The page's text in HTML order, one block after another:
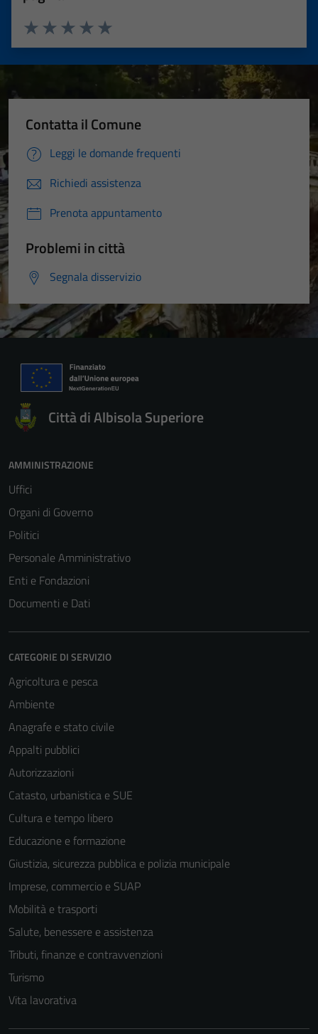
Valuta 5 stelle su 5
Valuta 4 stelle su 5
Valuta 3 stelle su 5
Valuta 2 stelle su 5
Valuta 1 stelle su 5
Contatta il Comune
Leggi le domande frequenti
Richiedi assistenza
Prenota appuntamento
Problemi in città
Segnala disservizio
Città di Albisola Superiore
AMMINISTRAZIONE
Uffici
Organi di Governo
Politici
Personale Amministrativo
Enti e Fondazioni
Documenti e Dati
CATEGORIE DI SERVIZIO
Agricoltura e pesca
Ambiente
Anagrafe e stato civile
Appalti pubblici
Autorizzazioni
Catasto, urbanistica e SUE
Cultura e tempo libero
Educazione e formazione
Giustizia, sicurezza pubblica e polizia municipale
Imprese, commercio e SUAP
Mobilità e trasporti
Salute, benessere e assistenza
Tributi, finanze e contravvenzioni
Turismo
Vita lavorativa